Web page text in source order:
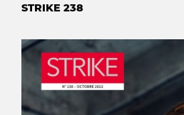
STRIKE 238